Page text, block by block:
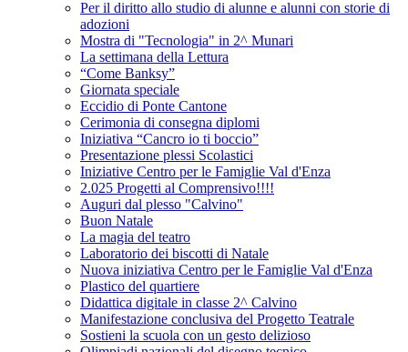
Per il diritto allo studio di alunne e alunni con storie di
adozioni
Mostra di "Tecnologia" in 2^ Munari
La settimana della Lettura
“Come Banksy”
Giornata speciale
Eccidio di Ponte Cantone
Cerimonia di consegna diplomi
Iniziativa “Cancro io ti boccio”
Presentazione plessi Scolastici
Iniziative Centro per le Famiglie Val d'Enza
2.025 Progetti al Comprensivo!!!!
Auguri dal plesso "Calvino"
Buon Natale
La magia del teatro
Laboratorio dei biscotti di Natale
Nuova iniziativa Centro per le Famiglie Val d'Enza
Plastico del quartiere
Didattica digitale in classe 2^ Calvino
Manifestazione conclusiva del Progetto Teatrale
Sostieni la scuola con un gesto delizioso